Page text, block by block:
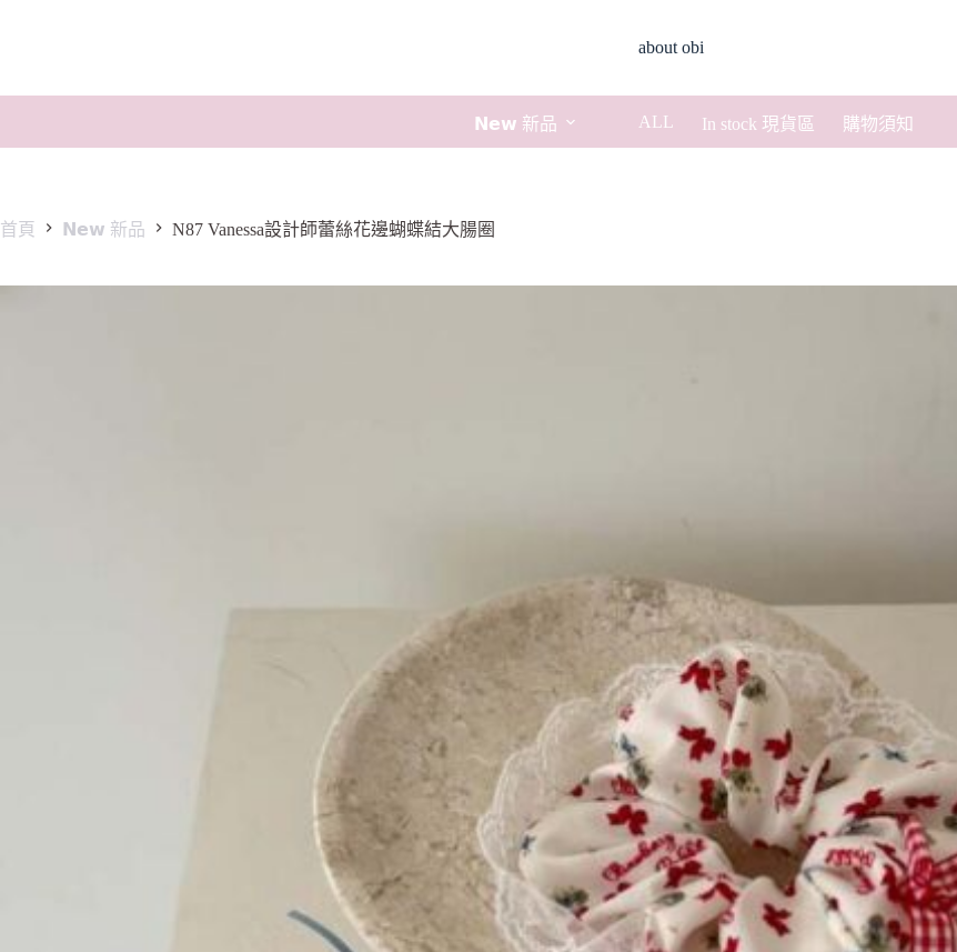
about obi
𝗡𝗲𝘄 新品 ALL In stock 現貨區 購物須知
首頁 𝗡𝗲𝘄 新品 N87 Vanessa設計師蕾絲花邊蝴蝶結大腸圈